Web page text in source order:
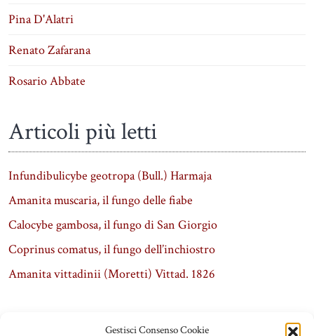
Gestisci Consenso Cookie
Pina D'Alatri
Renato Zafarana
Rosario Abbate
Articoli più letti
Infundibulicybe geotropa (Bull.) Harmaja
Amanita muscaria, il fungo delle fiabe
Calocybe gambosa, il fungo di San Giorgio
Coprinus comatus, il fungo dell’inchiostro
Amanita vittadinii (Moretti) Vittad. 1826